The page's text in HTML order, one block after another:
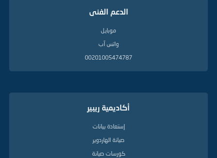
الدعم الفنى
موبايل
واتس آب
00201005474787
أكاديمية ريبير
إستعادة بيانات
صيانة الهاردوير
كورسات صيانة